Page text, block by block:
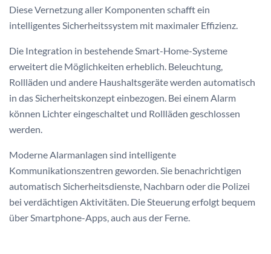
Diese Vernetzung aller Komponenten schafft ein
intelligentes Sicherheitssystem mit maximaler Effizienz.
Die Integration in bestehende Smart-Home-Systeme
erweitert die Möglichkeiten erheblich. Beleuchtung,
Rollläden und andere Haushaltsgeräte werden automatisch
in das Sicherheitskonzept einbezogen. Bei einem Alarm
können Lichter eingeschaltet und Rollläden geschlossen
werden.
Moderne Alarmanlagen sind intelligente
Kommunikationszentren geworden. Sie benachrichtigen
automatisch Sicherheitsdienste, Nachbarn oder die Polizei
bei verdächtigen Aktivitäten. Die Steuerung erfolgt bequem
über Smartphone-Apps, auch aus der Ferne.